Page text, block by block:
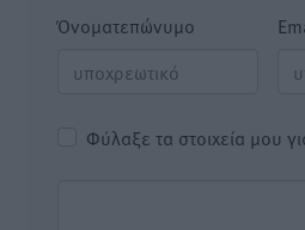
Όνοματεπώνυμο
Φύλαξε τα στοιχεία μου